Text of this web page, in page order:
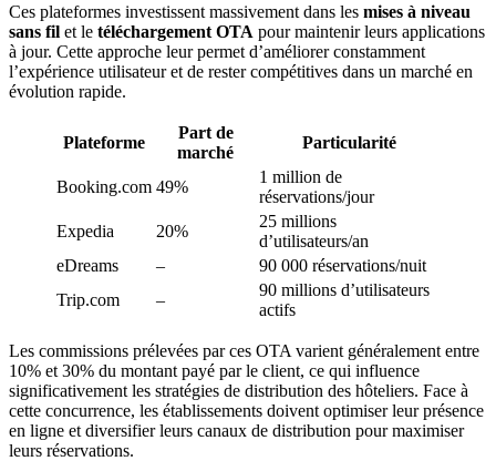
Ces plateformes investissent massivement dans les mises à niveau
sans fil et le téléchargement OTA pour maintenir leurs applications
à jour. Cette approche leur permet d’améliorer constamment
l’expérience utilisateur et de rester compétitives dans un marché en
évolution rapide.
Plateforme
Part de
marché
Particularité
Booking.com 49%
1 million de
réservations/jour
Expedia
20%
25 millions
d’utilisateurs/an
eDreams
–
90 000 réservations/nuit
Trip.com
–
90 millions d’utilisateurs
actifs
Les commissions prélevées par ces OTA varient généralement entre
10% et 30% du montant payé par le client, ce qui influence
significativement les stratégies de distribution des hôteliers. Face à
cette concurrence, les établissements doivent optimiser leur présence
en ligne et diversifier leurs canaux de distribution pour maximiser
leurs réservations.